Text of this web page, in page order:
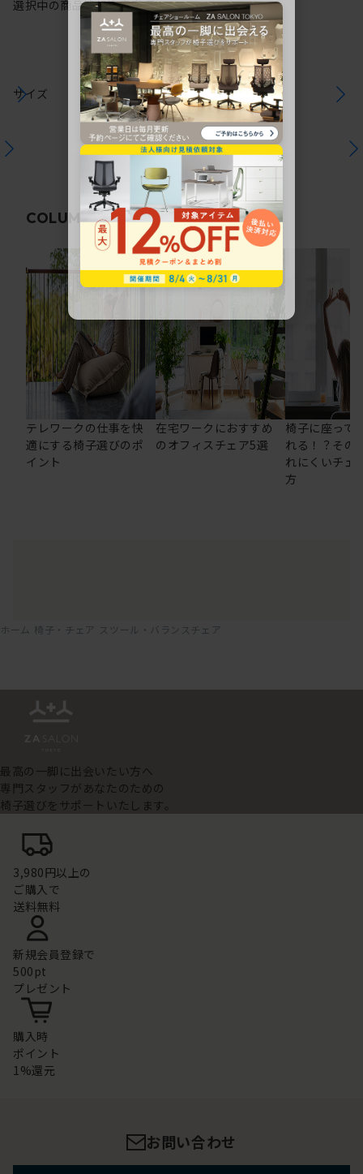
選択中の商品情報注意事項
サイズ
COLUMN関連コラム
テレワークの仕事を快
適にする椅子選びのポ
イント
在宅ワークにおすすめ
のオフィスチェア5選
椅子に座って
れる！？その
れにくいチェ
方
ホーム 椅子・チェア スツール・バランスチェア
最高の一脚に出会いたい方へ
専門スタッフがあなたのための
椅子選びをサポートいたします。
3,980円以上の
ご購入で
送料無料
新規会員登録で
500pt
プレゼント
購入時
ポイント
1%還元
お問い合わせ